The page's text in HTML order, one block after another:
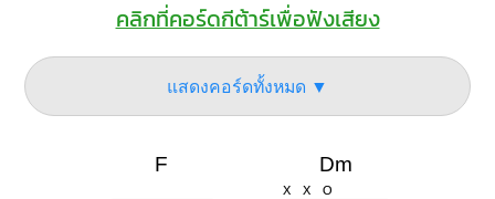
คลิกที่คอร์ดกีต้าร์เพื่อฟังเสียง
แสดงคอร์ดทั้งหมด ▼
F Dm
X X O